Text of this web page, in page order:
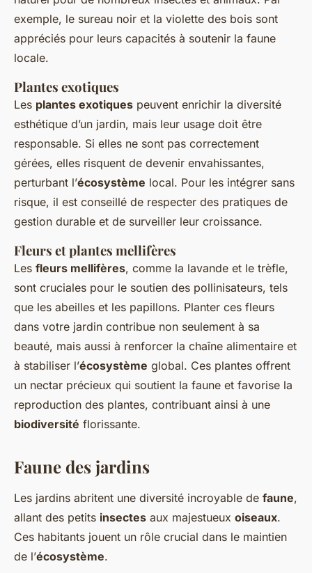
exemple, le sureau noir et la violette des bois sont
appréciés pour leurs capacités à soutenir la faune
locale.
Plantes exotiques
Les plantes exotiques peuvent enrichir la diversité
esthétique d’un jardin, mais leur usage doit être
responsable. Si elles ne sont pas correctement
gérées, elles risquent de devenir envahissantes,
perturbant l’écosystème local. Pour les intégrer sans
risque, il est conseillé de respecter des pratiques de
gestion durable et de surveiller leur croissance.
Fleurs et plantes mellifères
Les fleurs mellifères, comme la lavande et le trèfle,
sont cruciales pour le soutien des pollinisateurs, tels
que les abeilles et les papillons. Planter ces fleurs
dans votre jardin contribue non seulement à sa
beauté, mais aussi à renforcer la chaîne alimentaire et
à stabiliser l’écosystème global. Ces plantes offrent
un nectar précieux qui soutient la faune et favorise la
reproduction des plantes, contribuant ainsi à une
biodiversité florissante.
Faune des jardins
Les jardins abritent une diversité incroyable de faune,
allant des petits insectes aux majestueux oiseaux.
Ces habitants jouent un rôle crucial dans le maintien
de l’écosystème.